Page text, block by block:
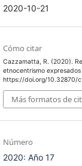
2020-10-21
Cómo citar
Cazzamatta, R. (2020).
etnocentrismo
https://doi.org/10.32870/
Más formatos de
Número
2020: Año 17